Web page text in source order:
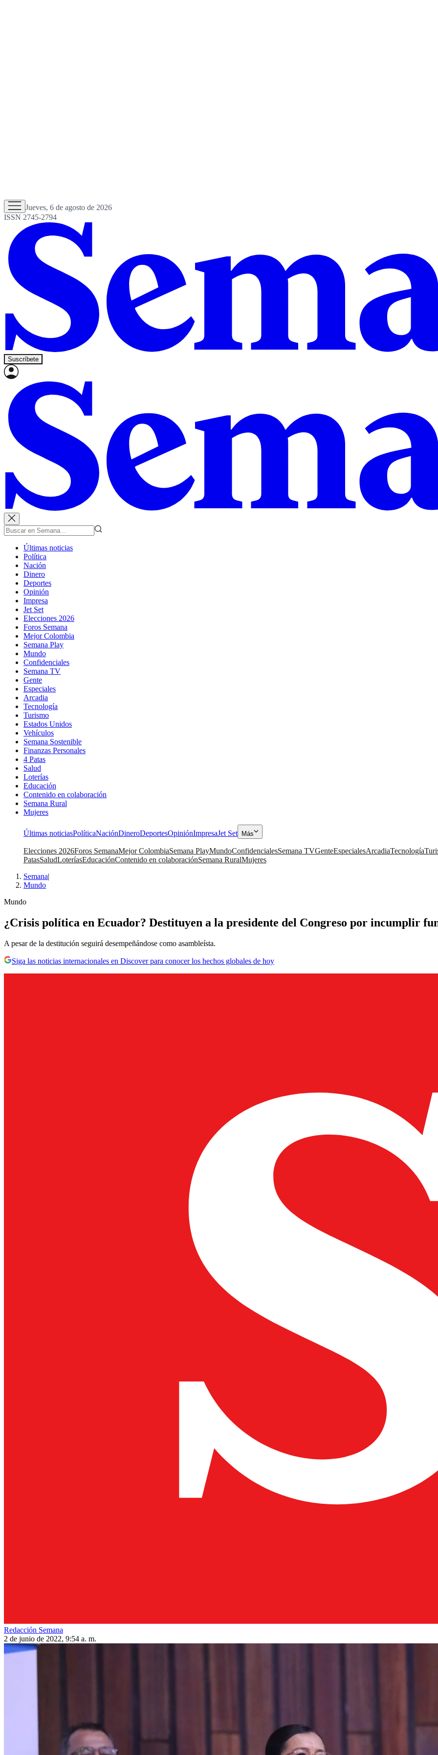
Jueves, 6 de agosto de 2026
ISSN 2745-2794
Suscríbete
Últimas noticias
Política
Nación
Dinero
Deportes
Opinión
Impresa
Jet Set
Elecciones 2026
Foros Semana
Mejor Colombia
Semana Play
Mundo
Confidenciales
Semana TV
Gente
Especiales
Arcadia
Tecnología
Turismo
Estados Unidos
Vehículos
Semana Sostenible
Finanzas Personales
4 Patas
Salud
Loterías
Educación
Contenido en colaboración
Semana Rural
Mujeres
Últimas noticiasPolíticaNaciónDineroDeportesOpiniónImpresaJet Set Más
Elecciones 2026Foros SemanaMejor ColombiaSemana PlayMundoConfidencialesSemana TVGenteEspecialesArcadiaTecnología
PatasSaludLoteríasEducaciónContenido en colaboraciónSemana RuralMujeres
Semana|
Mundo
Mundo
¿Crisis política en Ecuador? Destituyen a la presidente del Congreso por incumplir
A pesar de la destitución seguirá desempeñándose como asambleísta.
Siga las noticias internacionales en Discover para conocer los hechos globales de hoy
Redacción Semana
2 de junio de 2022, 9:54 a. m.